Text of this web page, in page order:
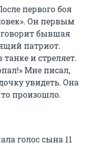
первого боя
Он первым
говорит бывшая
патриот.
и стреляет.
Мне писал,
увидеть. Она
произошло.
голос сына 11